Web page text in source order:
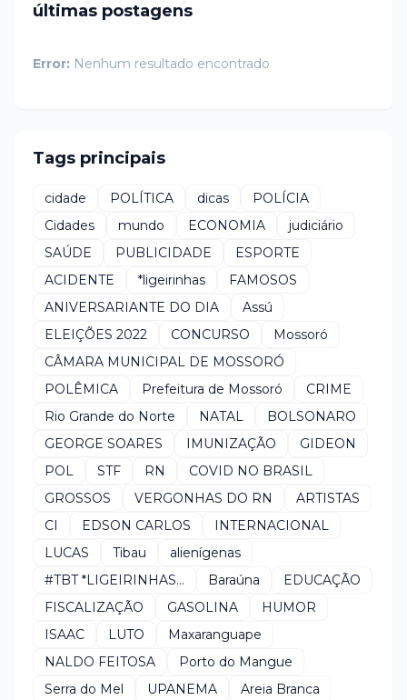
últimas postagens
Error: Nenhum resultado encontrado
Tags principais
cidade POLÍTICA dicas
POLÍCIA
Cidades
mundo ECONOMIA
judiciário
SAÚDE
PUBLICIDADE
ESPORTE
ACIDENTE
*ligeirinhas
FAMOSOS
ANIVERSARIANTE DO DIA
Assú
ELEIÇÕES 2022
CONCURSO
Mossoró
CÂMARA MUNICIPAL DE MOSSORÓ
POLÊMICA
Prefeitura de Mossoró
CRIME
Rio Grande do Norte
NATAL
BOLSONARO
GEORGE SOARES
IMUNIZAÇÃO
GIDEON
POL
STF RN
COVID NO BRASIL
GROSSOS
VERGONHAS DO RN
ARTISTAS
CI
EDSON CARLOS
INTERNACIONAL
LUCAS
Tibau
alienígenas
#TBT *LIGEIRINHAS...
Baraúna
EDUCAÇÃO
FISCALIZAÇÃO
GASOLINA
HUMOR
ISAAC
LUTO
Maxaranguape
NALDO FEITOSA
Porto do Mangue
Serra do Mel
UPANEMA
Areia Branca